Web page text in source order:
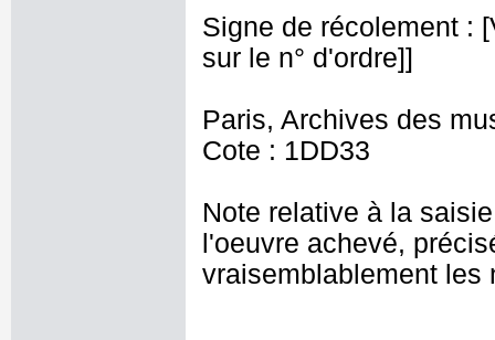
Signe de récolement :
sur le n° d'ordre]]
Paris, Archives des
Cote : 1DD33
Note relative à la
l'oeuvre achevé,
vraisemblablement les